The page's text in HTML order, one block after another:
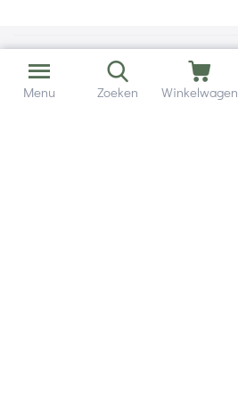
Menu Zoeken Winkelwagen